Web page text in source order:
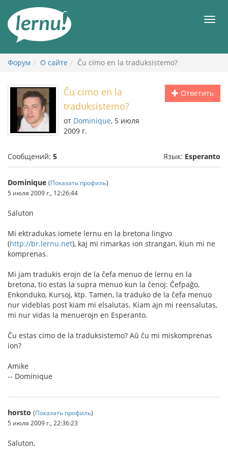
содержанию
Форум О сайте Ĉu cimo en la traduksistemo?
Ответить
Ĉu cimo en la
traduksistemo?
от Dominique, 5 июля
2009 г.
Сообщений: 5 Язык: Esperanto
Dominique (Показать профиль)
5 июля 2009 г., 12:26:44
Saluton
Mi ektradukas iomete lernu en la bretona lingvo
(http://br.lernu.net), kaj mi rimarkas ion strangan, kiun mi ne
komprenas.
Mi jam tradukis erojn de la ĉefa menuo de lernu en la
bretona, tio estas la supra menuo kun la ĉenoj: Ĉefpaĝo,
Enkonduko, Kursoj, ktp. Tamen, la traduko de la ĉefa menuo
nur videblas post kiam mi elsalutas. Kiam ajn mi reensalutas,
mi nur vidas la menuerojn en Esperanto.
Ĉu estas cimo de la traduksistemo? Aŭ ĉu mi miskomprenas
ion?
Amike
-- Dominique
horsto (Показать профиль)
5 июля 2009 г., 22:36:23
Saluton,